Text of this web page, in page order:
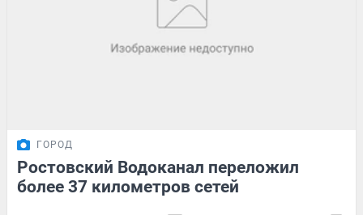
ГОРОД
Ростовский Водоканал переложил
более 37 километров сетей